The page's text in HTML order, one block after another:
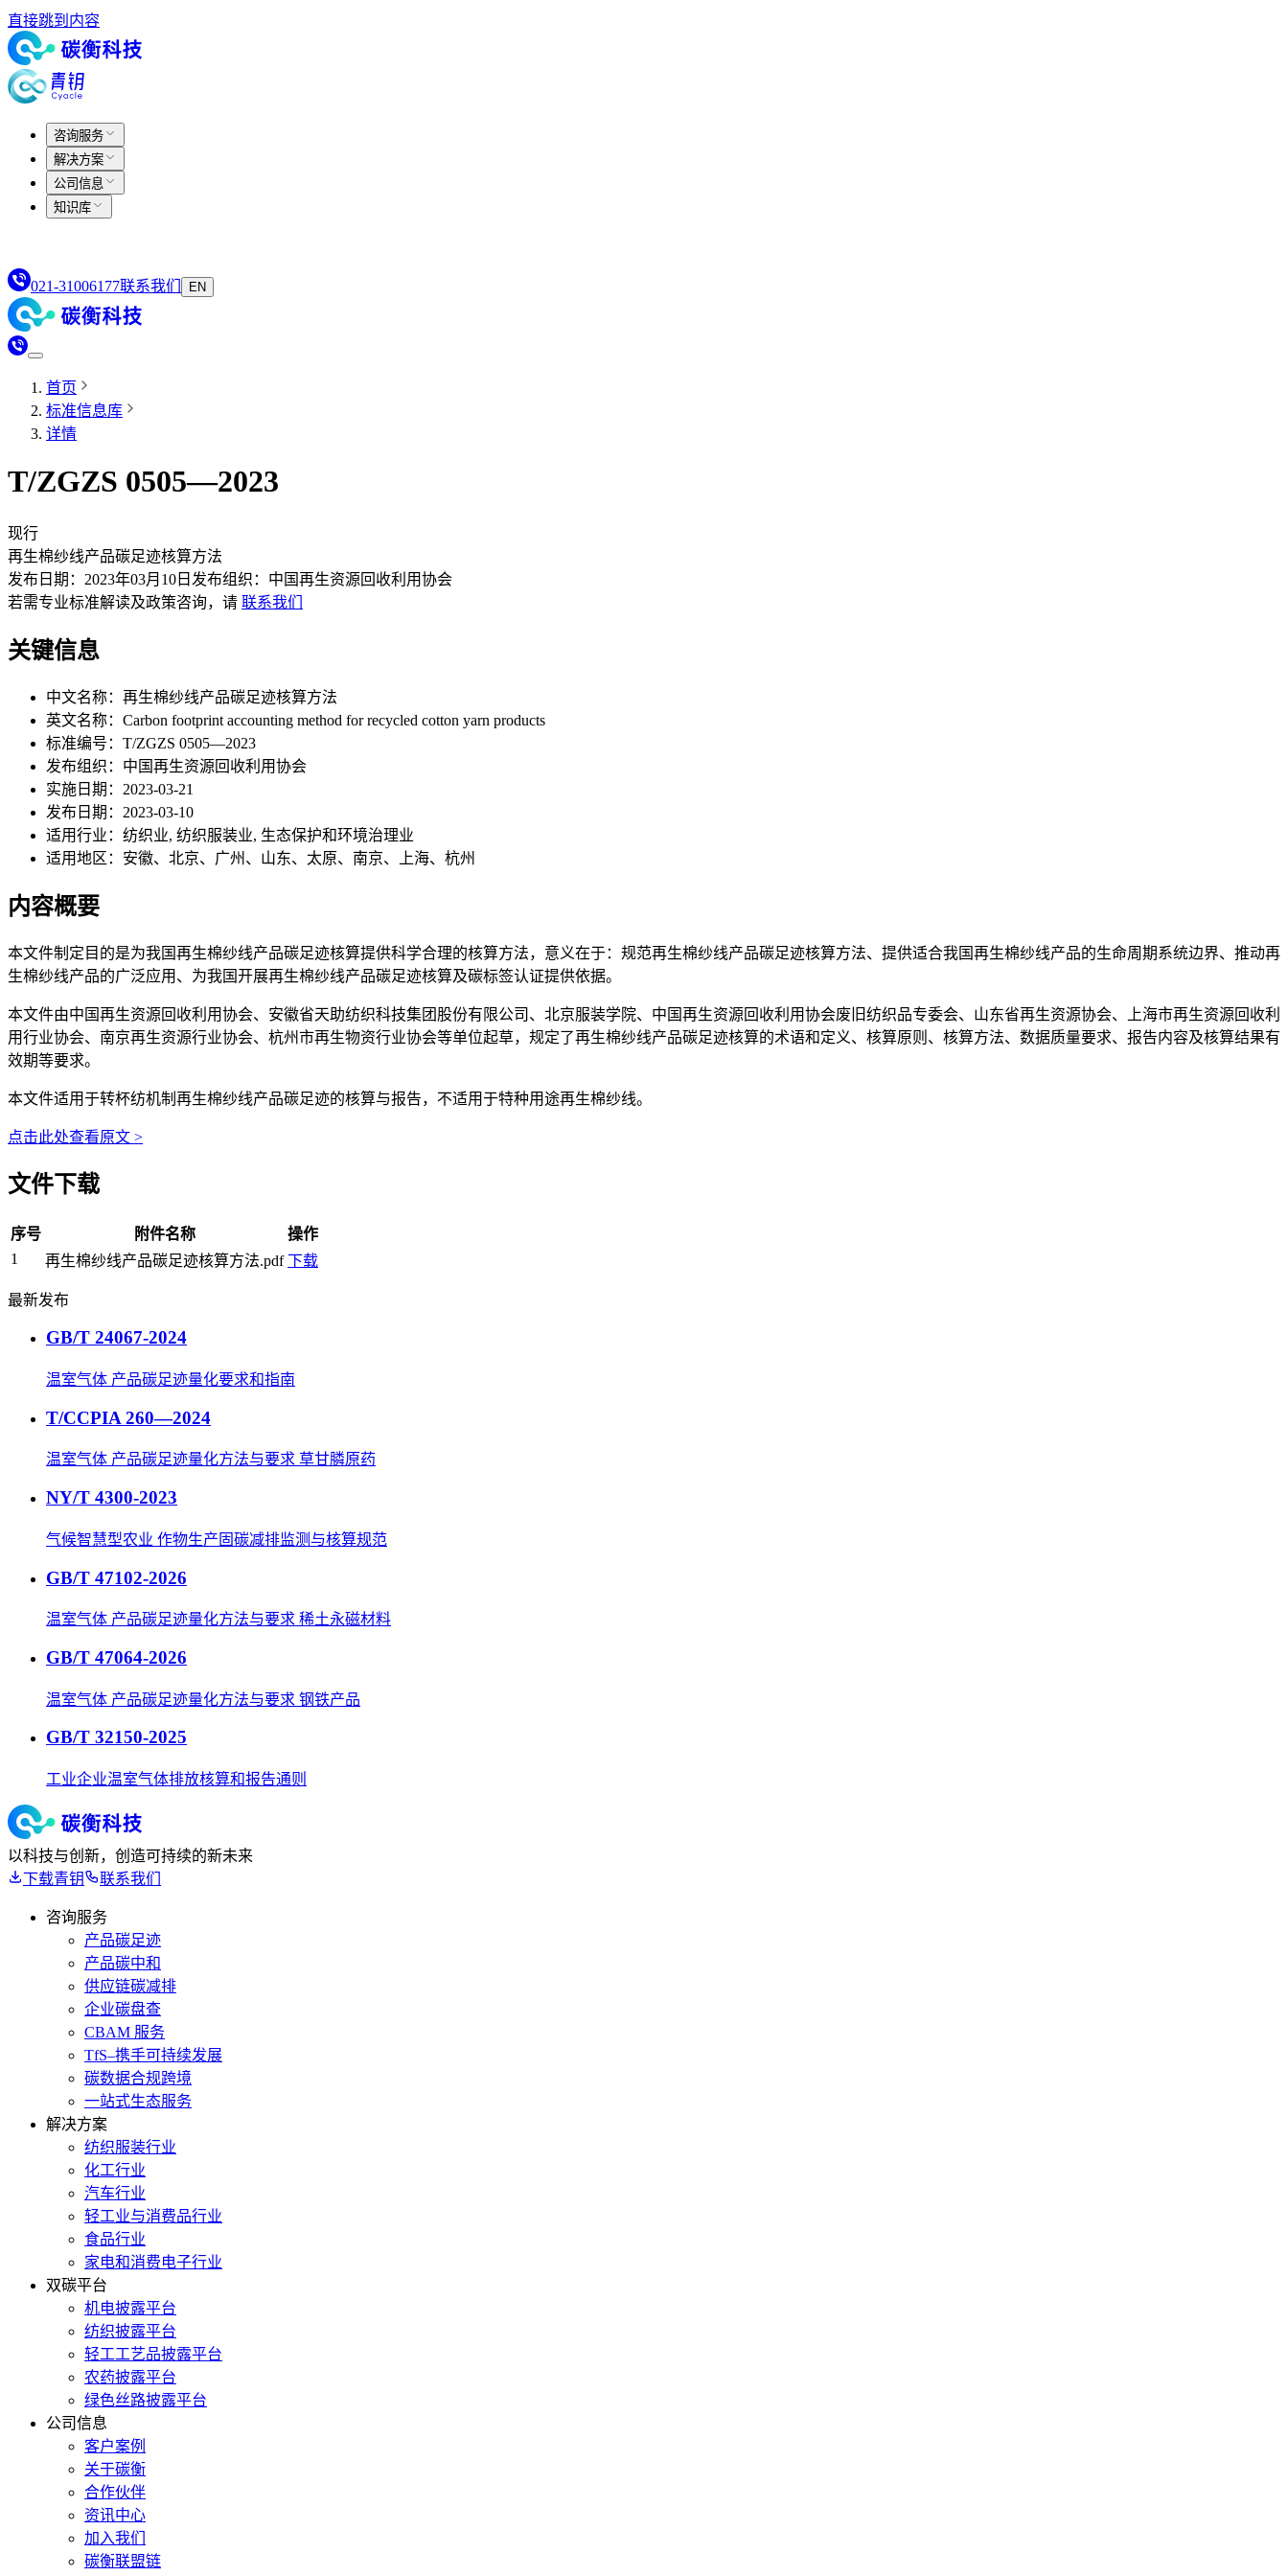
直接跳到内容
咨询服务
解决方案
公司信息
知识库
021-31006177联系我们 EN
首页
标准信息库
详情
T/ZGZS 0505—2023
现行
再生棉纱线产品碳足迹核算方法
发布日期： 2023年03月10日 发布组织： 中国再生资源回收利用协会
若需专业标准解读及政策咨询，请 联系我们
关键信息
中文名称： 再生棉纱线产品碳足迹核算方法
英文名称： Carbon footprint accounting method for recycled cotton yarn products
标准编号： T/ZGZS 0505—2023
发布组织： 中国再生资源回收利用协会
实施日期： 2023-03-21
发布日期： 2023-03-10
适用行业： 纺织业, 纺织服装业, 生态保护和环境治理业
适用地区： 安徽、北京、广州、山东、太原、南京、上海、杭州
内容概要
本文件制定目的是为我国再生棉纱线产品碳足迹核算提供科学合理的核算方法，意义在于：规范再生棉纱线产品碳足迹核算方法、提供适合我国再生棉纱线产品的生命周期系统边界、推动再
生棉纱线产品的广泛应用、为我国开展再生棉纱线产品碳足迹核算及碳标签认证提供依据。
本文件由中国再生资源回收利用协会、安徽省天助纺织科技集团股份有限公司、北京服装学院、中国再生资源回收利用协会废旧纺织品专委会、山东省再生资源协会、上海市再生资源回收利
用行业协会、南京再生资源行业协会、杭州市再生物资行业协会等单位起草，规定了再生棉纱线产品碳足迹核算的术语和定义、核算原则、核算方法、数据质量要求、报告内容及核算结果有
效期等要求。
本文件适用于转杯纺机制再生棉纱线产品碳足迹的核算与报告，不适用于特种用途再生棉纱线。
点击此处查看原文 >
文件下载
序号 附件名称
操作
1
再生棉纱线产品碳足迹核算方法.pdf 下载
最新发布
GB/T 24067-2024
温室气体 产品碳足迹量化要求和指南
T/CCPIA 260—2024
温室气体 产品碳足迹量化方法与要求 草甘膦原药
NY/T 4300-2023
气候智慧型农业 作物生产固碳减排监测与核算规范
GB/T 47102-2026
温室气体 产品碳足迹量化方法与要求 稀土永磁材料
GB/T 47064-2026
温室气体 产品碳足迹量化方法与要求 钢铁产品
GB/T 32150-2025
工业企业温室气体排放核算和报告通则
以科技与创新，创造可持续的新未来
下载青钥
联系我们
咨询服务
产品碳足迹
产品碳中和
供应链碳减排
企业碳盘查
CBAM 服务
TfS–携手可持续发展
碳数据合规跨境
一站式生态服务
解决方案
纺织服装行业
化工行业
汽车行业
轻工业与消费品行业
食品行业
家电和消费电子行业
双碳平台
机电披露平台
纺织披露平台
轻工工艺品披露平台
农药披露平台
绿色丝路披露平台
公司信息
客户案例
关于碳衡
合作伙伴
资讯中心
加入我们
碳衡联盟链